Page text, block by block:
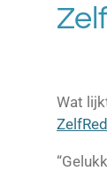
Wat